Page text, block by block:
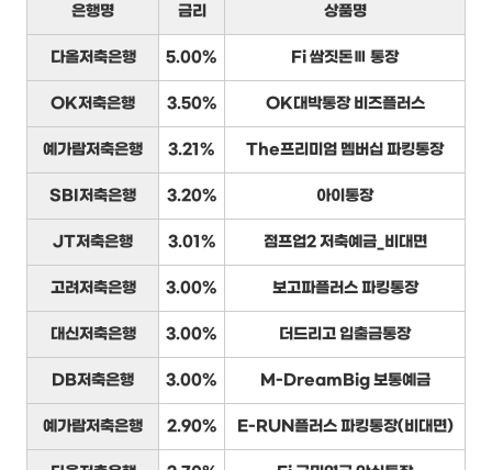
은행명 금리 상품명
다올저축은행 5.00% Fi 쌈짓돈Ⅲ 통장
OK저축은행 3.50% OK대박통장 비즈플러스
예가람저축은행 3.21% The프리미엄 멤버십 파킹통장
SBI저축은행 3.20% 아이통장
JT저축은행 3.01% 점프업2 저축예금_비대면
고려저축은행 3.00% 보고파플러스 파킹통장
대신저축은행 3.00% 더드리고 입출금통장
DB저축은행 3.00% M-DreamBig 보통예금
예가람저축은행 2.90% E-RUN플러스 파킹통장(비대면)